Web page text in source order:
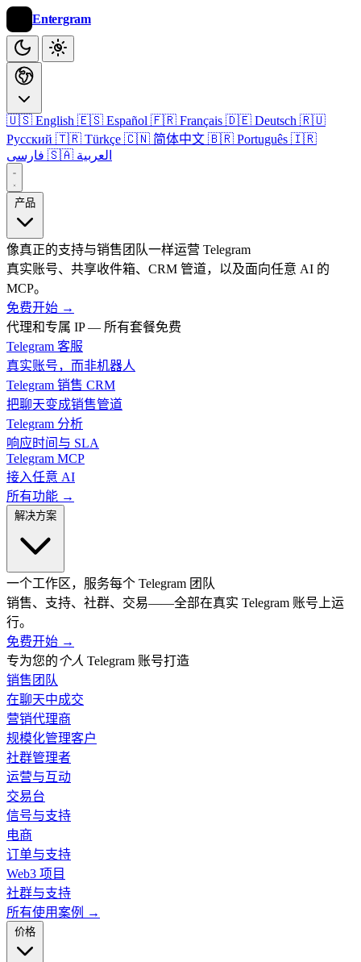
Entergram
🇺🇸 English 🇪🇸 Español 🇫🇷 Français 🇩🇪 Deutsch 🇷🇺
Русский 🇹🇷 Türkçe 🇨🇳 简体中文 🇧🇷 Português 🇮🇷
🇸🇦 العربية
产品
像真正的支持与销售团队一样运营 Telegram
真实账号、共享收件箱、CRM 管道，以及面向任意 AI 的
MCP。
免费开始 →
代理和专属 IP — 所有套餐免费
Telegram 客服
真实账号，而非机器人
Telegram 销售 CRM
把聊天变成销售管道
Telegram 分析
响应时间与 SLA
Telegram MCP
接入任意 AI
所有功能 →
解决方案
一个工作区，服务每个 Telegram 团队
销售、支持、社群、交易——全部在真实 Telegram 账号上运
行。
免费开始 →
专为您的个人 Telegram 账号打造
销售团队
在聊天中成交
营销代理商
规模化管理客户
社群管理者
运营与互动
交易台
信号与支持
电商
订单与支持
Web3 项目
社群与支持
所有使用案例 →
价格